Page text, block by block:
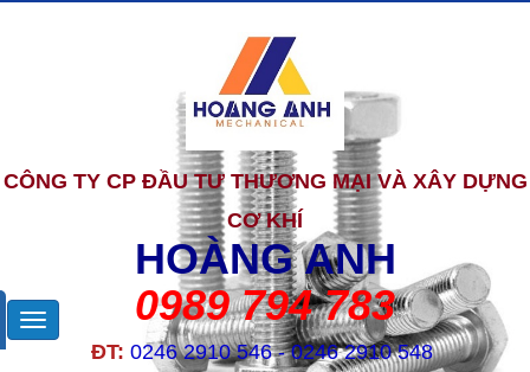
CÔNG TY CP ĐẦU TƯ THƯƠNG MẠI VÀ XÂY DỰNG
CƠ KHÍ
HOÀNG ANH
0989 794 783
ĐT: 0246 2910 546 - 0246 2910 548